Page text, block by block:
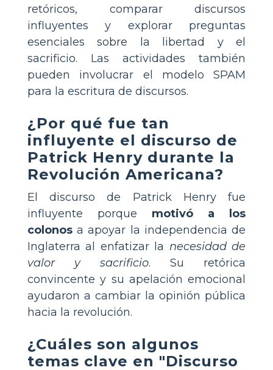
retóricos, comparar discursos
influyentes y explorar preguntas
esenciales sobre la libertad y el
sacrificio. Las actividades también
pueden involucrar el modelo SPAM
para la escritura de discursos.
¿Por qué fue tan
influyente el discurso de
Patrick Henry durante la
Revolución Americana?
El discurso de Patrick Henry fue
influyente porque motivó a los
colonos a apoyar la independencia de
Inglaterra al enfatizar la necesidad de
valor y sacrificio. Su retórica
convincente y su apelación emocional
ayudaron a cambiar la opinión pública
hacia la revolución.
¿Cuáles son algunos
temas clave en "Discurso